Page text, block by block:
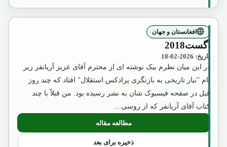
افغانستان و جهان
آگست2018
تاریخ: 2026-02-18
در این میان نظرم بیک نوشته ای از محترم آقای عزیز آریانفر زیر
نام "نیاز تاریخی به بازنگری پرادکس استقلال" افتاد که چند روز
قبل در صفحه فیسبوک شان به نشر رسیده بود. من قبلاً با چند
کتاب آقای آریانفر که از روسی…
مطالعه مقاله
: آگست2018
ذخیره برای بعد